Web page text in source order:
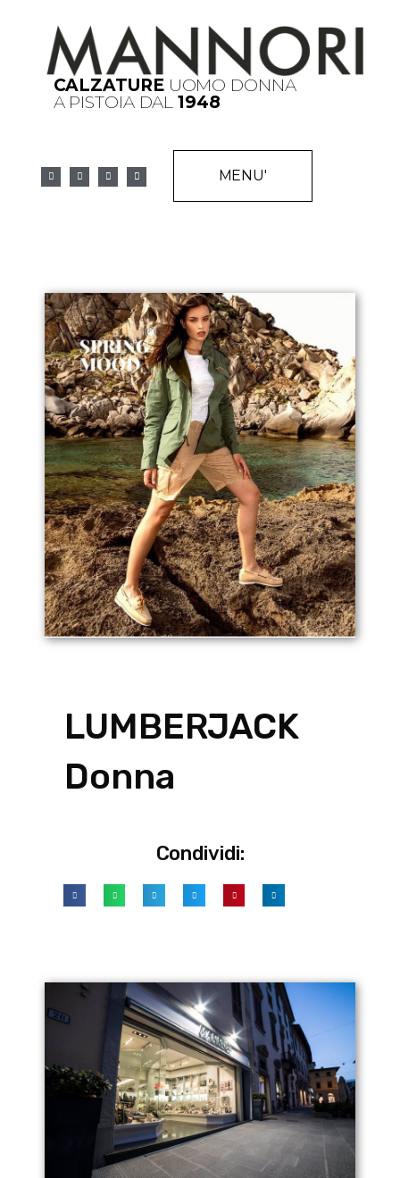
CALZATUREUOMO DONNA
A PISTOIA DAL 1948
MENU'
LUMBERJACK
Donna
Condividi: